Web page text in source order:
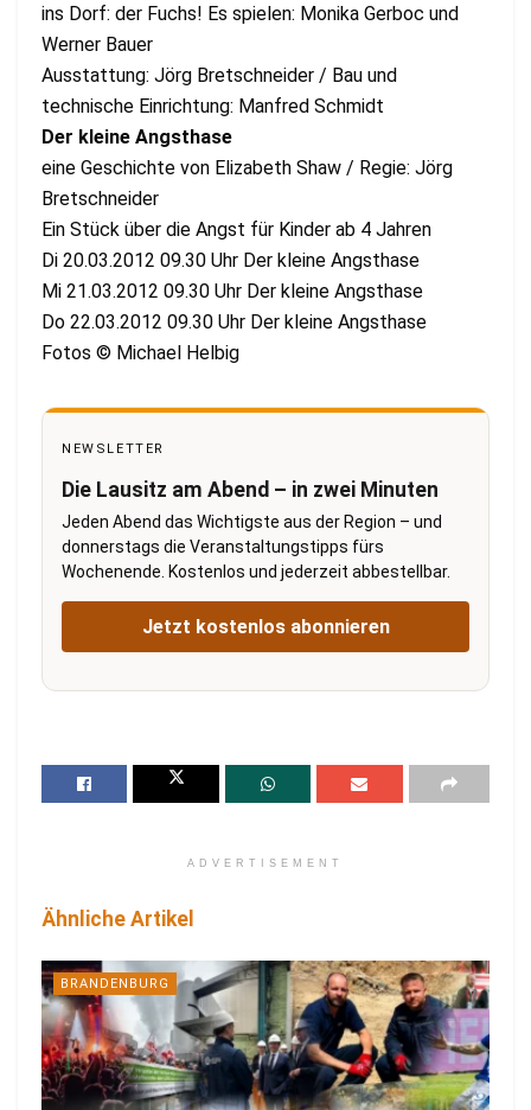
ins Dorf: der Fuchs! Es spielen: Monika Gerboc und
Werner Bauer
Ausstattung: Jörg Bretschneider / Bau und
technische Einrichtung: Manfred Schmidt
Der kleine Angsthase
eine Geschichte von Elizabeth Shaw / Regie: Jörg
Bretschneider
Ein Stück über die Angst für Kinder ab 4 Jahren
Di 20.03.2012 09.30 Uhr Der kleine Angsthase
Mi 21.03.2012 09.30 Uhr Der kleine Angsthase
Do 22.03.2012 09.30 Uhr Der kleine Angsthase
Fotos © Michael Helbig
NEWSLETTER
Die Lausitz am Abend – in zwei Minuten
Jeden Abend das Wichtigste aus der Region – und
donnerstags die Veranstaltungstipps fürs
Wochenende. Kostenlos und jederzeit abbestellbar.
Jetzt kostenlos abonnieren
ADVERTISEMENT
Ähnliche Artikel
BRANDENBURG